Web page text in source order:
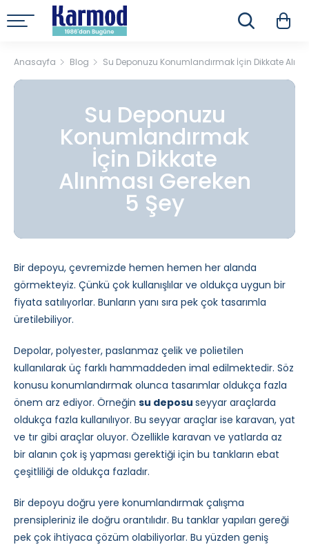
Anasayfa Blog Su Deponuzu Konumlandırmak İçin Dikkate
Su Deponuzu
Konumlandırmak
İçin Dikkate
Alınması Gereken
5 Şey
Bir depoyu, çevremizde hemen hemen her alanda
görmekteyiz. Çünkü çok kullanışlılar ve oldukça uygun bir
fiyata satılıyorlar. Bunların yanı sıra pek çok tasarımla
üretilebiliyor.
Depolar, polyester, paslanmaz çelik ve polietilen
kullanılarak üç farklı hammaddeden imal edilmektedir. Söz
konusu konumlandırmak olunca tasarımlar oldukça fazla
önem arz ediyor. Örneğin su deposu seyyar araçlarda
oldukça fazla kullanılıyor. Bu seyyar araçlar ise karavan, yat
ve tır gibi araçlar oluyor. Özellikle karavan ve yatlarda az
bir alanın çok iş yapması gerektiği için bu tankların ebat
çeşitliliği de oldukça fazladır.
Bir depoyu doğru yere konumlandırmak çalışma
prensipleriniz ile doğru orantılıdır. Bu tanklar yapıları gereği
pek çok ihtiyaca çözüm olabiliyorlar. Bu yüzden geniş